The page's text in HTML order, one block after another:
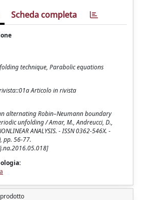
Scheda completa
technique, Parabolic equations
Articolo in rivista
alternating Robin–Neumann boundary
unfolding / Amar, M., Andreucci, D.,
ANALYSIS. - ISSN 0362-546X. -
pp. 56-77.